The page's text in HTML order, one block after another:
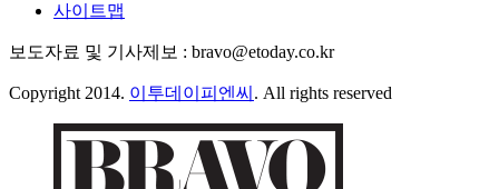
사이트맵
보도자료 및 기사제보 : bravo@etoday.co.kr
Copyright 2014. 이투데이피엔씨 . All rights reserved